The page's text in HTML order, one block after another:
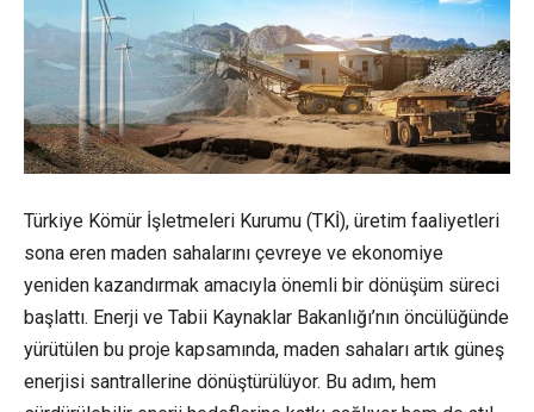
Türkiye Kömür İşletmeleri Kurumu (TKİ), üretim faaliyetleri
sona eren maden sahalarını çevreye ve ekonomiye
yeniden kazandırmak amacıyla önemli bir dönüşüm süreci
başlattı. Enerji ve Tabii Kaynaklar Bakanlığı’nın öncülüğünde
yürütülen bu proje kapsamında, maden sahaları artık güneş
enerjisi santrallerine dönüştürülüyor. Bu adım, hem